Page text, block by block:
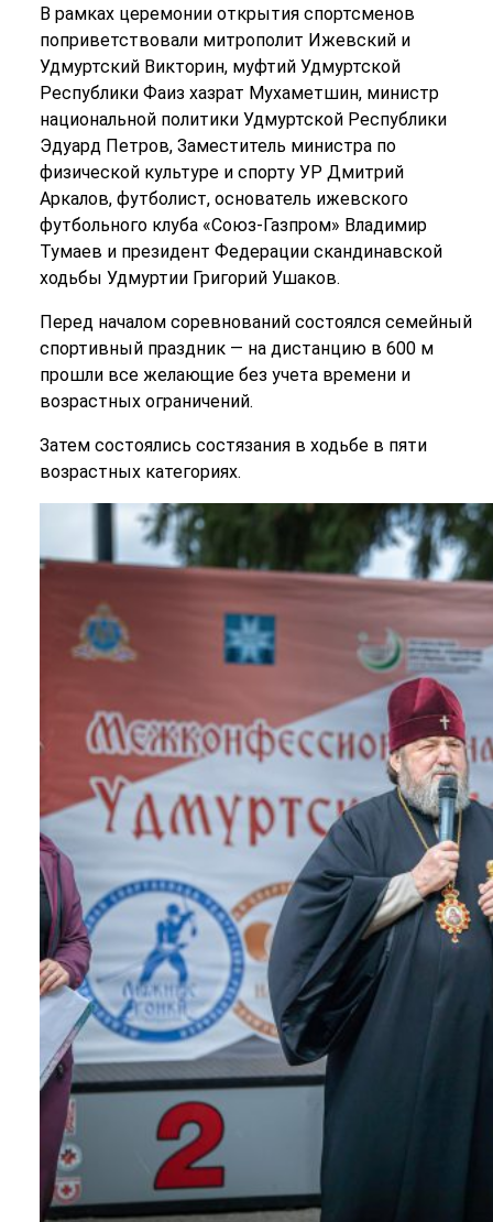
В рамках церемонии открытия спортсменов
поприветствовали митрополит Ижевский и
Удмуртский Викторин, муфтий Удмуртской
Республики Фаиз хазрат Мухаметшин, министр
национальной политики Удмуртской Республики
Эдуард Петров, Заместитель министра по
физической культуре и спорту УР Дмитрий
Аркалов, футболист, основатель ижевского
футбольного клуба «Союз-Газпром» Владимир
Тумаев и президент Федерации скандинавской
ходьбы Удмуртии Григорий Ушаков.
Перед началом соревнований состоялся семейный
спортивный праздник — на дистанцию в 600 м
прошли все желающие без учета времени и
возрастных ограничений.
Затем состоялись состязания в ходьбе в пяти
возрастных категориях.